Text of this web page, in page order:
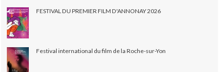
FESTIVAL DU PREMIER FILM D'ANNONAY 2026
Festival international du film de la Roche-sur-Yon